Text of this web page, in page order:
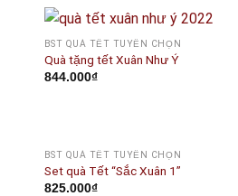
BST QUÀ TẾT TUYỂN CHỌN
Quà tặng tết Xuân Như Ý
844.000₫
BST QUÀ TẾT TUYỂN CHỌN
Set quà Tết “Sắc Xuân 1”
825.000₫